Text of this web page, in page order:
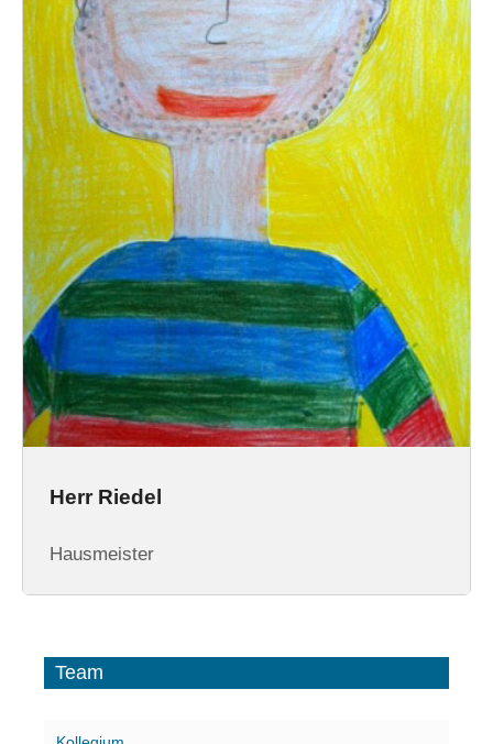
Herr Riedel
Hausmeister
Team